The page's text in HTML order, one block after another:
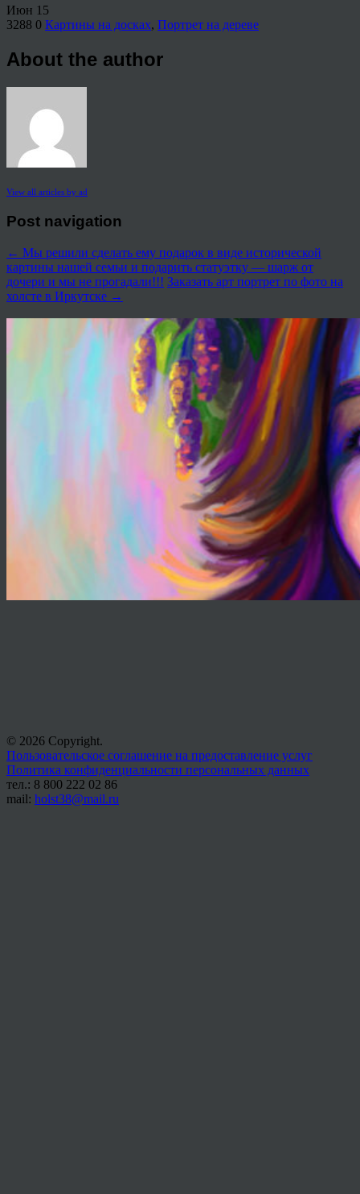
Июн 15
3288 0 Картины на досках, Портрет на дереве
About the author
View all articles by ad
Post navigation
← Мы решили сделать ему подарок в виде исторической
картины нашей семьи и подарить статуэтку — шарж от
дочери и мы не прогадали!!! Заказать арт портрет по фото на
холсте в Иркутске →
© 2026 Copyright.
Пользовательское соглашение на предоставление услуг
Политика конфиденциальности персональных данных
тел.: 8 800 222 02 86
mail: holst38@mail.ru